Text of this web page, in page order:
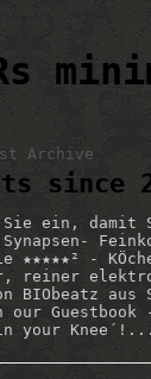
Archive
since
Sie ein, damit
★★★★★² -
reiner
BIObeatz
our
in your